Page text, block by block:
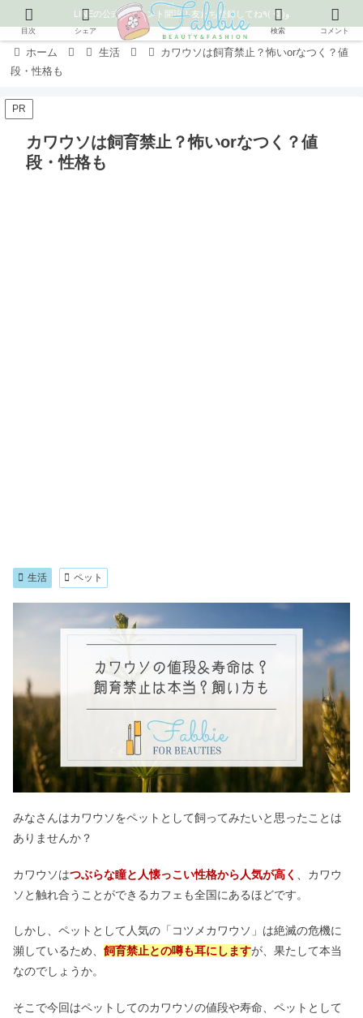
LINEの公式アカウント開設！友だち登録してね٩( ᐛ )و
ホーム 生活
カワウソは飼育禁止？怖いorなつく？値
段・性格も
PR
カワウソは飼育禁止？怖いorなつく？値
段・性格も
生活 ペット
みなさんはカワウソをペットとして飼ってみたいと思ったことは
ありませんか？
カワウソはつぶらな瞳と人懐っこい性格から人気が高く
、カワウ
ソと触れ合うことができるカフェも全国にあるほどです。
しかし、ペットとして人気の「コツメカワウソ」は絶滅の危機に
瀕しているため、 飼育禁止との噂も耳にしますが、果たして本当
なのでしょうか。
そこで今回はペットしてのカワウソの値段や寿命、ペットとして
目次 シェア 検索 コメント